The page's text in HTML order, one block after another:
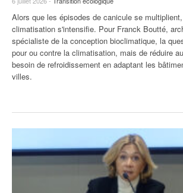
Alors que les épisodes de canicule se
climatisation s'intensifie. Pour Franck Boutté,
spécialiste de la conception bioclimatique, la
pour ou contre la climatisation, mais de réduire
besoin de refroidissement en adaptant les
villes.